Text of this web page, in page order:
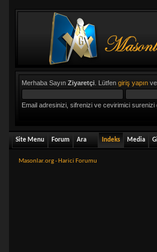
Merhaba Sayın Ziyaretçi. Lütfen giriş yapın
Email adresinizi, sifrenizi ve cevirimici surenizi
Site Menu Forum Ara Indeks Media
Masonlar.org - Harici Forumu